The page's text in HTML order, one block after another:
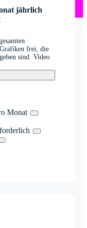
jährlich
frei, die
sind. Video
Monat